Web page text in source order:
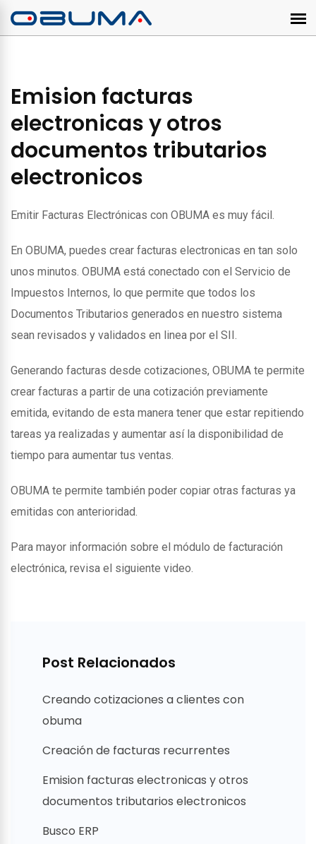
Emision facturas
electronicas y otros
documentos tributarios
electronicos
Emitir Facturas Electrónicas con OBUMA es muy fácil.
En OBUMA, puedes crear facturas electronicas en tan solo
unos minutos. OBUMA está conectado con el Servicio de
Impuestos Internos, lo que permite que todos los
Documentos Tributarios generados en nuestro sistema
sean revisados y validados en linea por el SII.
Generando facturas desde cotizaciones, OBUMA te permite
crear facturas a partir de una cotización previamente
emitida, evitando de esta manera tener que estar repitiendo
tareas ya realizadas y aumentar así la disponibilidad de
tiempo para aumentar tus ventas.
OBUMA te permite también poder copiar otras facturas ya
emitidas con anterioridad.
Para mayor información sobre el módulo de facturación
electrónica, revisa el siguiente video.
Post Relacionados
Creando cotizaciones a clientes con
obuma
Creación de facturas recurrentes
Emision facturas electronicas y otros
documentos tributarios electronicos
Busco ERP